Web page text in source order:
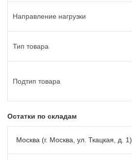
Направление нагрузки
Тип товара
Подтип товара
Остатки по складам
Москва (г. Москва, ул. Ткацкая, д. 1)